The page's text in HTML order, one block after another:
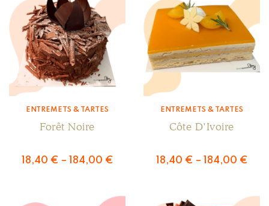
ENTREMETS & TARTES
Forêt Noire
18,40 € – 184,00 €
ENTREMETS & TARTES
Côte D’Ivoire
18,40 € – 184,00 €